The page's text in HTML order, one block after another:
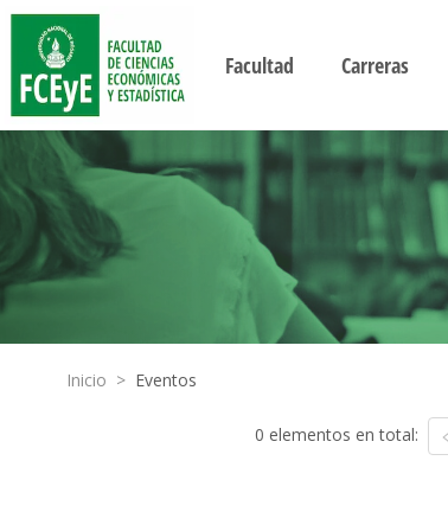
Facultad Carreras
Inicio > Eventos
0 elementos en total: